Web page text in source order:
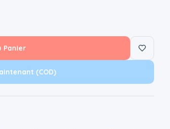
Panier
(COD)